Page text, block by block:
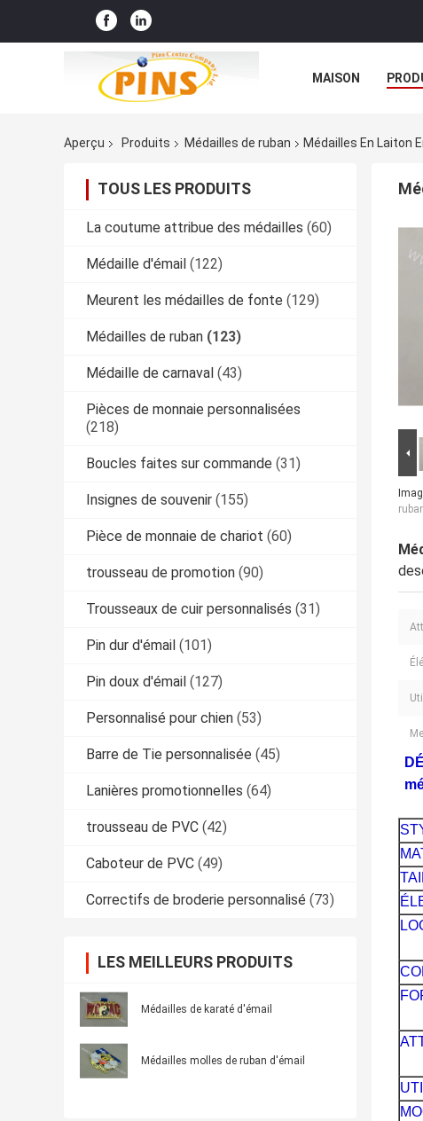
MAISON
Aperçu Produits Médailles de ruban Médailles En Laiton
TOUS LES PRODUITS
La coutume attribue des médailles (60)
Médaille d'émail (122)
Meurent les médailles de fonte (129)
Médailles de ruban (123)
Médaille de carnaval (43)
Pièces de monnaie personnalisées
(218)
Boucles faites sur commande (31)
Insignes de souvenir (155)
Pièce de monnaie de chariot (60)
trousseau de promotion (90)
Trousseaux de cuir personnalisés (31)
Pin dur d'émail (101)
Pin doux d'émail (127)
Personnalisé pour chien (53)
Barre de Tie personnalisée (45)
Lanières promotionnelles (64)
trousseau de PVC (42)
Caboteur de PVC (49)
Correctifs de broderie personnalisé (73)
LES MEILLEURS PRODUITS
Médailles de karaté d'émail
Médailles molles de ruban d'émail